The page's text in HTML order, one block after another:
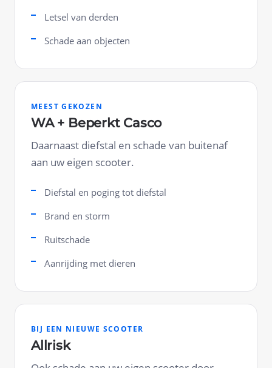
Letsel van derden
Schade aan objecten
MEEST GEKOZEN
WA + Beperkt Casco
Daarnaast diefstal en schade van buitenaf
aan uw eigen scooter.
Diefstal en poging tot diefstal
Brand en storm
Ruitschade
Aanrijding met dieren
BIJ EEN NIEUWE SCOOTER
Allrisk